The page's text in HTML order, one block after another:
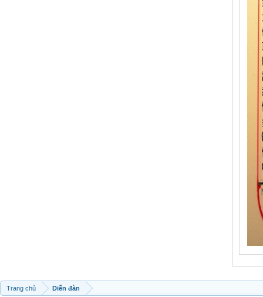
Trang chủ Diễn đàn